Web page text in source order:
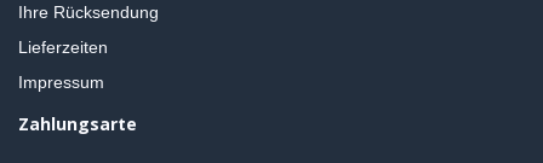
Ihre Rücksendung
Lieferzeiten
Impressum
Zahlungsarte